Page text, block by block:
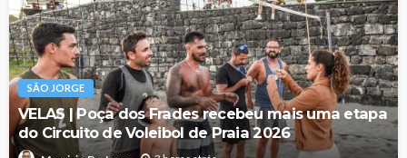
SÃO JORGE
VELAS | Poça dos Frades recebeu mais uma etapa
do Circuito de Voleibol de Praia 2026